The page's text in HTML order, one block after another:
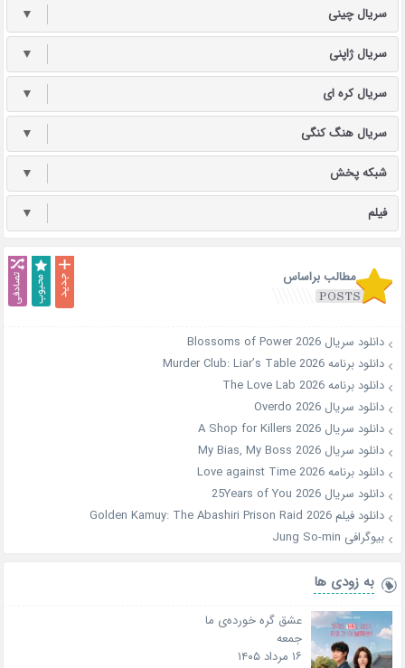
سریال چینی ▼
سریال ژاپنی ▼
سریال کره ای ▼
سریال هنگ کنگی ▼
شبکه پخش ▼
فیلم ▼
مطالب براساس
دانلود سریال Blossoms of Power 2026
دانلود برنامه Murder Club: Liar’s Table 2026
دانلود برنامه The Love Lab 2026
دانلود سریال Overdo 2026
دانلود سریال A Shop for Killers 2026
دانلود سریال My Bias, My Boss 2026
دانلود برنامه Love against Time 2026
دانلود سریال 25Years of You 2026
دانلود فیلم Golden Kamuy: The Abashiri Prison Raid 2026
بیوگرافی Jung So-min
به زودی ها
عشق گره خورده‌ی ما
جمعه
۱۶ مرداد ۱۴۰۵